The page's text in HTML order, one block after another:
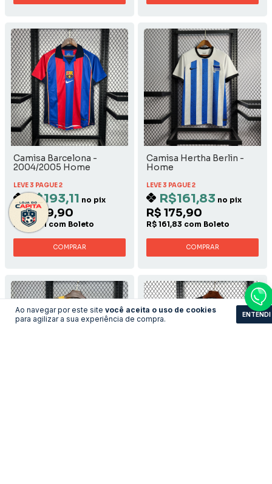
Ao navegar por este site você aceita o uso de cookies
para agilizar a sua experiência de compra.
ENTENDI
Camisa Barcelona -
2004/2005 Home
LEVE 3 PAGUE 2
R$193,11 no pix
R$ 209,90
R$ 193,11 com Boleto
COMPRAR
Camisa Hertha Berlin -
Home
LEVE 3 PAGUE 2
R$161,83 no pix
R$ 175,90
R$ 161,83 com Boleto
COMPRAR